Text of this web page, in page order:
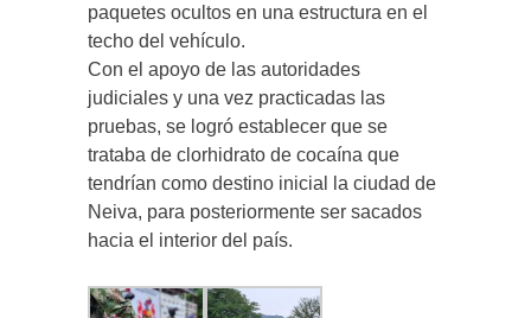
paquetes ocultos en una estructura en el
techo del vehículo.
Con el apoyo de las autoridades
judiciales y una vez practicadas las
pruebas, se logró establecer que se
trataba de clorhidrato de cocaína que
tendrían como destino inicial la ciudad de
Neiva, para posteriormente ser sacados
hacia el interior del país.